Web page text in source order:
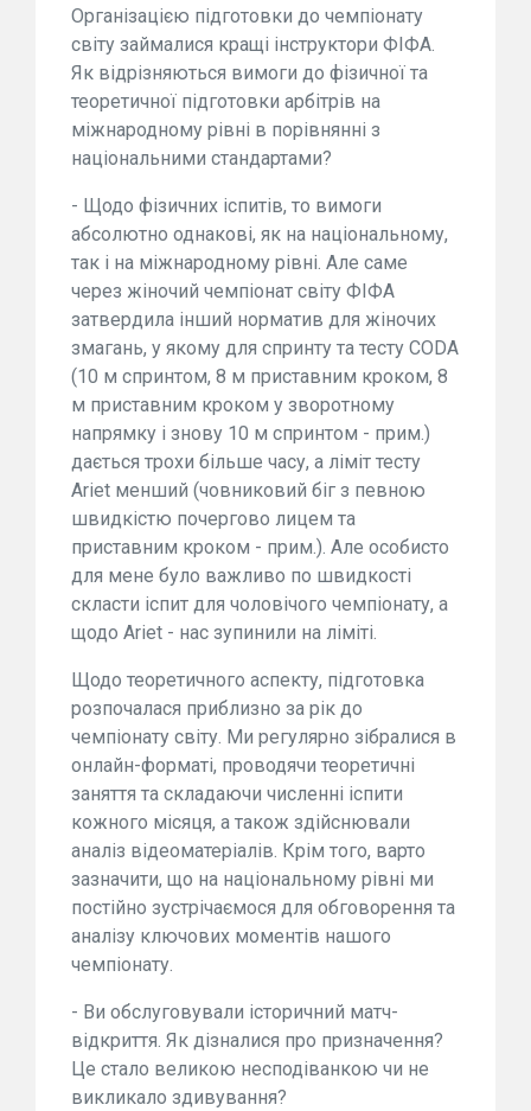
Організацією підготовки до чемпіонату
світу займалися кращі інструктори ФІФА.
Як відрізняються вимоги до фізичної та
теоретичної підготовки арбітрів на
міжнародному рівні в порівнянні з
національними стандартами?
- Щодо фізичних іспитів, то вимоги
абсолютно однакові, як на національному,
так і на міжнародному рівні. Але саме
через жіночий чемпіонат світу ФІФА
затвердила інший норматив для жіночих
змагань, у якому для спринту та тесту CODA
(10 м спринтом, 8 м приставним кроком, 8
м приставним кроком у зворотному
напрямку і знову 10 м спринтом - прим.)
дається трохи більше часу, а ліміт тесту
Ariet менший (човниковий біг з певною
швидкістю почергово лицем та
приставним кроком - прим.). Але особисто
для мене було важливо по швидкості
скласти іспит для чоловічого чемпіонату, а
щодо Ariet - нас зупинили на ліміті.
Щодо теоретичного аспекту, підготовка
розпочалася приблизно за рік до
чемпіонату світу. Ми регулярно зібралися в
онлайн-форматі, проводячи теоретичні
заняття та складаючи численні іспити
кожного місяця, а також здійснювали
аналіз відеоматеріалів. Крім того, варто
зазначити, що на національному рівні ми
постійно зустрічаємося для обговорення та
аналізу ключових моментів нашого
чемпіонату.
- Ви обслуговували історичний матч-
відкриття. Як дізналися про призначення?
Це стало великою несподіванкою чи не
викликало здивування?